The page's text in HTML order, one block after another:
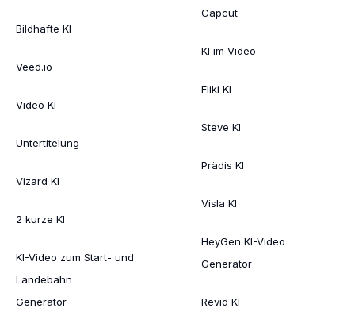
Bildhafte KI
Veed.io
Video KI
Untertitelung
Vizard KI
2 kurze KI
KI-Video zum Start- und
Landebahn
Generator
Capcut
KI im Video
Fliki KI
Steve KI
Prädis KI
Visla KI
HeyGen KI-Video
Generator
Revid KI